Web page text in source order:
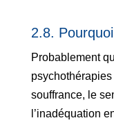
2.8.
Probablement
souffrance, le
l’inadéquation